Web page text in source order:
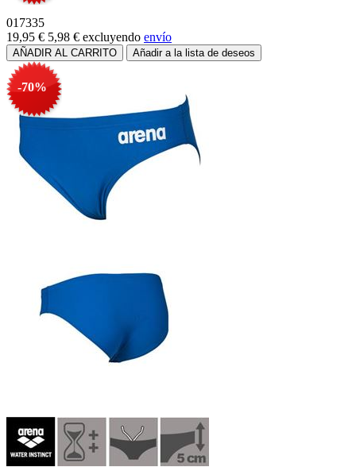
017335
19,95 €
5,98 € excluyendoenvío